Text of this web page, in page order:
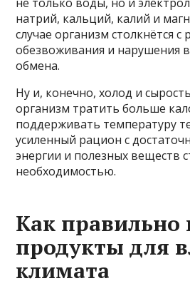
натрий, кальций, калий и
случае организм столкнётся с
обезвоживания и нарушения
обмена.
Ну и, конечно, холод и
организм тратить больше
поддерживать температуру
усиленный рацион с
энергии и полезных веществ
необходимостью.
Как правильно
продукты для
климата